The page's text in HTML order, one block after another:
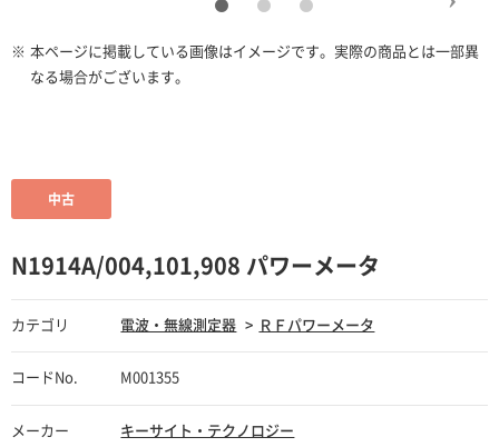
※ 本ページに掲載している画像はイメージです。実際の商品とは一部異
なる場合がございます。
N1914A/004,101,908 パワーメータ
カテゴリ 電波・無線測定器 ＲＦパワーメータ
コードNo. M001355
メーカー キーサイト・テクノロジー